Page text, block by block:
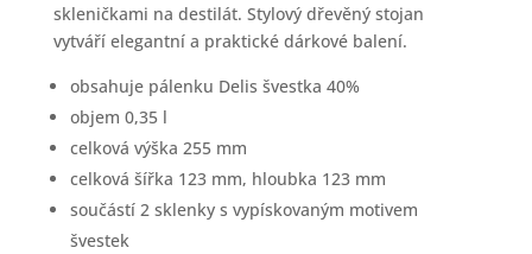
skleničkami na destilát. Stylový dřevěný stojan
vytváří elegantní a praktické dárkové balení.
obsahuje pálenku Delis švestka 40%
objem 0,35 l
celková výška 255 mm
celková šířka 123 mm, hloubka 123 mm
součástí 2 sklenky s vypískovaným motivem
švestek